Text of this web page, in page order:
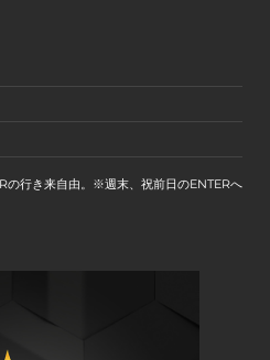
行き来自由。※週末、祝前日のENTERへ